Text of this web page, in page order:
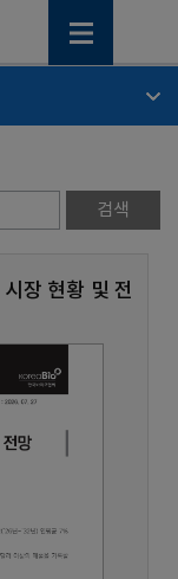
장 현황 및 전